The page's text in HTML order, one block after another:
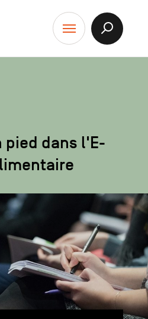
Menu
Afficher
pied dans l'E-